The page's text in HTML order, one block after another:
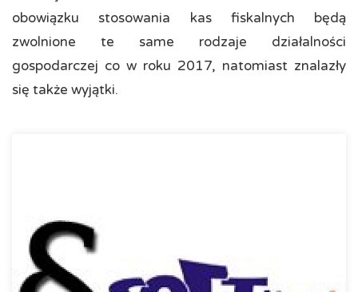
obowiązku stosowania kas fiskalnych będą
zwolnione te same rodzaje działalności
gospodarczej co w roku 2017, natomiast znalazły
się także wyjątki.